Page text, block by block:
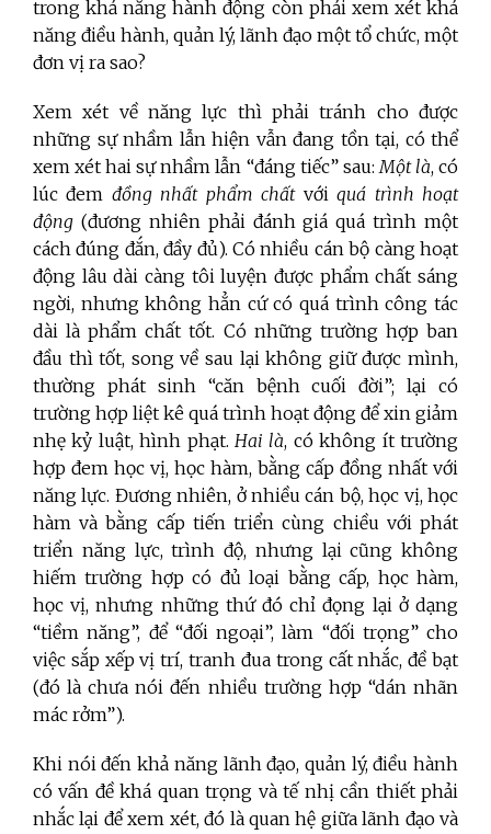
trong khả năng hành động còn phải xem xét khả
năng điều hành, quản lý, lãnh đạo một tổ chức, một
đơn vị ra sao?
Xem xét về năng lực thì phải tránh cho được
những sự nhầm lẫn hiện vẫn đang tồn tại, có thể
xem xét hai sự nhầm lẫn “đáng tiếc” sau:Một là, có
lúc đem đồng nhất phẩm chấtvớiquá trình hoạt
động (đương nhiên phải đánh giá quá trình một
cách đúng đắn, đầy đủ). Có nhiều cán bộ càng hoạt
động lâu dài càng tôi luyện được phẩm chất sáng
ngời, nhưng không hẳn cứ có quá trình công tác
dài là phẩm chất tốt. Có những trường hợp ban
đầu thì tốt, song về sau lại không giữ được mình,
thường phát sinh “căn bệnh cuối đời”; lại có
trường hợp liệt kê quá trình hoạt động để xin giảm
nhẹ kỷ luật, hình phạt. Hai là, có không ít trường
hợp đem học vị, học hàm, bằng cấp đồng nhất với
năng lực. Đương nhiên, ở nhiều cán bộ, học vị, học
hàm và bằng cấp tiến triển cùng chiều với phát
triển năng lực, trình độ, nhưng lại cũng không
hiếm trường hợp có đủ loại bằng cấp, học hàm,
học vị, nhưng những thứ đó chỉ đọng lại ở dạng
“tiềm năng”, để “đối ngoại”, làm “đối trọng” cho
việc sắp xếp vị trí, tranh đua trong cất nhắc, đề bạt
(đó là chưa nói đến nhiều trường hợp “dán nhãn
mác rởm”).
Khi nói đến khả năng lãnh đạo, quản lý, điều hành
có vấn đề khá quan trọng và tế nhị cần thiết phải
nhắc lại để xem xét, đó là quan hệ giữa lãnh đạo và